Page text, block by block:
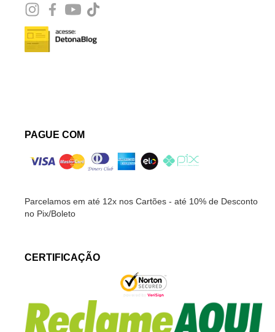
PAGUE COM
Parcelamos em até 12x nos Cartões - até 10% de Desconto
no Pix/Boleto
CERTIFICAÇÃO